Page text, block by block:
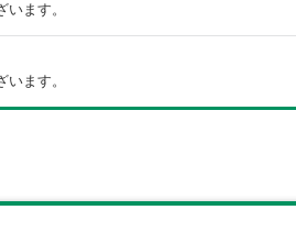
ます。
ます。